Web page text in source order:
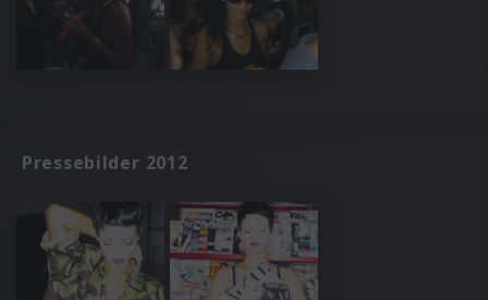
Pressebilder 2012